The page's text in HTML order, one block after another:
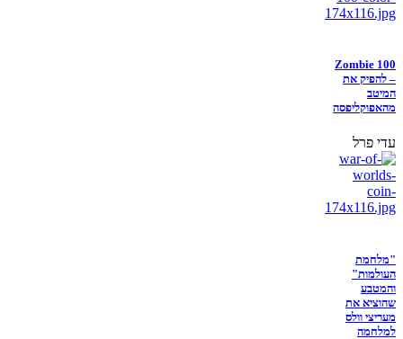
Zombie 100
– להפיק את
המיטב
מהאפוקליפסה
עדי פרל
"מלחמת
העולמות"
והמטבע
שהוציא את
מעריצי וולס
למלחמה